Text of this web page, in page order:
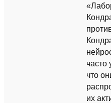
часто
что
их